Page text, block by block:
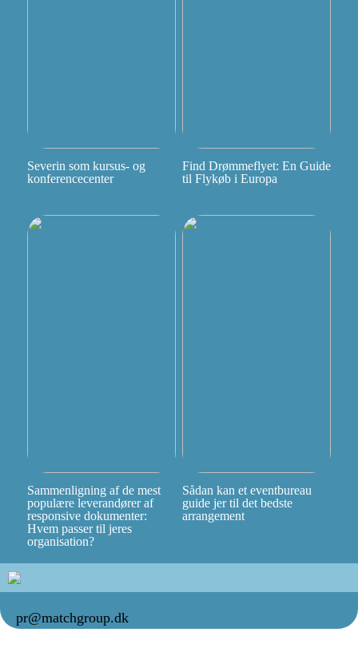
Severin som kursus- og
konferencecenter
Find Drømmeflyet: En Guide
til Flykøb i Europa
Sammenligning af de mest
populære leverandører af
responsive dokumenter:
Hvem passer til jeres
organisation?
Sådan kan et eventbureau
guide jer til det bedste
arrangement
pr@matchgroup.dk